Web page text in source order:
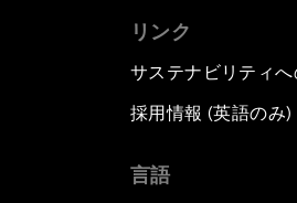
リンク
サステナビリティ
採用情報 (英語のみ)
言語